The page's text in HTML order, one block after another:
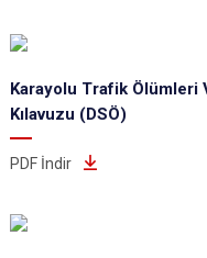
Karayolu Trafik
Kılavuzu (DSÖ)
PDF İndir